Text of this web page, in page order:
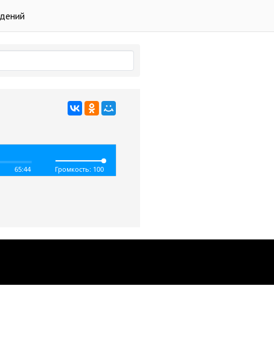
65:44 Громкость: 100